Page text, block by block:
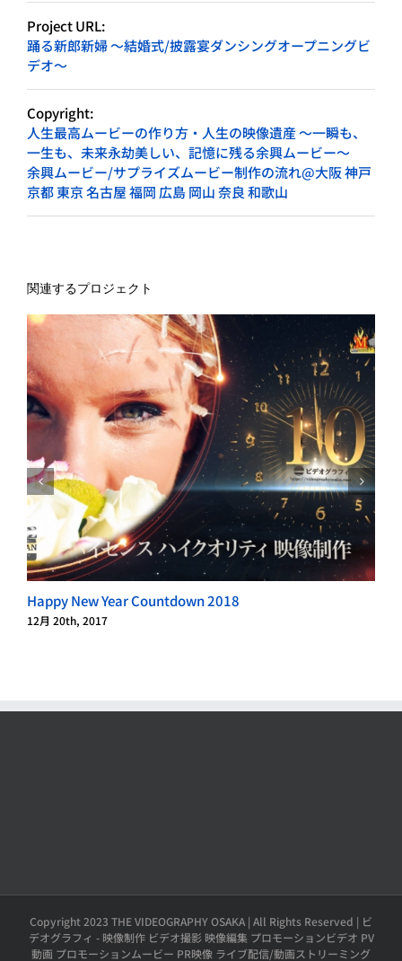
Project URL:
踊る新郎新婦 ～結婚式/披露宴ダンシングオープニングビ
デオ～
Copyright:
人生最高ムービーの作り方・人生の映像遺産 ～一瞬も、
一生も、未来永劫美しい、記憶に残る余興ムービー～
余興ムービー/サプライズムービー制作の流れ@大阪 神戸
京都 東京 名古屋 福岡 広島 岡山 奈良 和歌山
関連するプロジェクト
Happy New Year Countdown 2018
12月 20th, 2017
Copyright 2023 THE VIDEOGRAPHY OSAKA | All Rights Reserved | ビ
デオグラフィ - 映像制作 ビデオ撮影 映像編集 プロモーションビデオ PV
動画 プロモーションムービー PR映像 ライブ配信/動画ストリーミング